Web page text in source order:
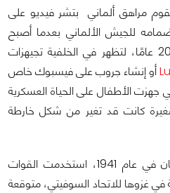
مراهق ألماني بتشر فيديو على
للجيش الألماني بعدما أصبح
أو إنشاء جروب على فيسبوك خاص
جهزت الأطفال على الحياة العسكرية
صغيرة كانت قد تغير من شكل خارطة
نعود مرة أخرى لصفوف الألمان في عام 1941، استخدمت القوات
في غزوها للاتحاد السوفيتي، متوقعة